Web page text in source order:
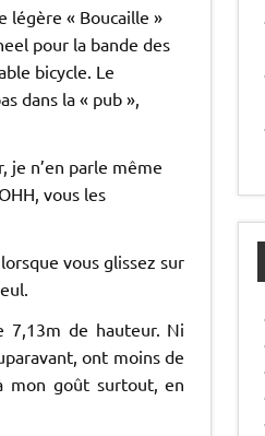
légère « Boucaille »
pour la bande des
bicycle. Le
dans la « pub »,
je n’en parle même
vous les
vous glissez sur
7,13m de hauteur. Ni
ont moins de
mon goût surtout, en